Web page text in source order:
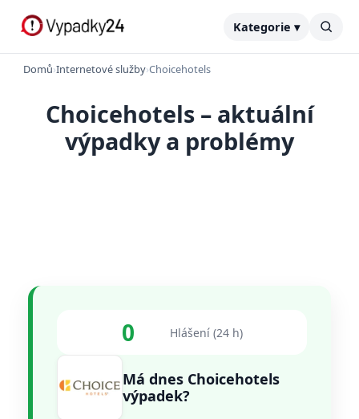
Kategorie ▾
Domů›Internetové služby›Choicehotels
Choicehotels – aktuální
výpadky a problémy
0 Hlášení (24 h)
Má dnes Choicehotels
výpadek?